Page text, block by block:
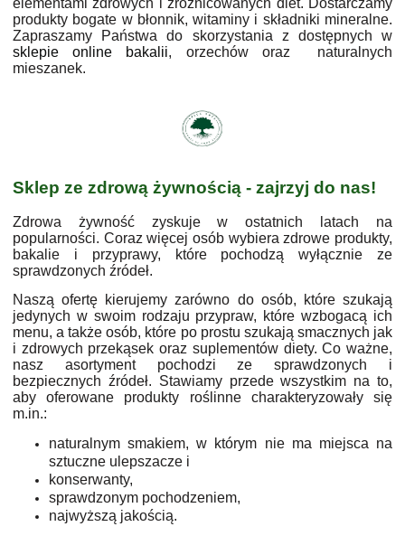
elementami zdrowych i zróżnicowanych diet. Dostarczamy
produkty bogate w błonnik, witaminy i składniki mineralne.
Zapraszamy Państwa do skorzystania z dostępnych w
sklepie online bakalii, orzechów oraz naturalnych
mieszanek.
Sklep ze zdrową żywnością - zajrzyj do nas!
Zdrowa żywność zyskuje w ostatnich latach na
popularności. Coraz więcej osób wybiera zdrowe produkty,
bakalie i przyprawy, które pochodzą wyłącznie ze
sprawdzonych źródeł.
Naszą ofertę kierujemy zarówno do osób, które szukają
jedynych w swoim rodzaju przypraw, które wzbogacą ich
menu, a także osób, które po prostu szukają smacznych jak
i zdrowych przekąsek oraz suplementów diety. Co ważne,
nasz asortyment pochodzi ze sprawdzonych i
bezpiecznych źródeł. Stawiamy przede wszystkim na to,
aby oferowane produkty roślinne charakteryzowały się
m.in.:
naturalnym smakiem, w którym nie ma miejsca na
sztuczne ulepszacze i
konserwanty,
sprawdzonym pochodzeniem,
najwyższą jakością.